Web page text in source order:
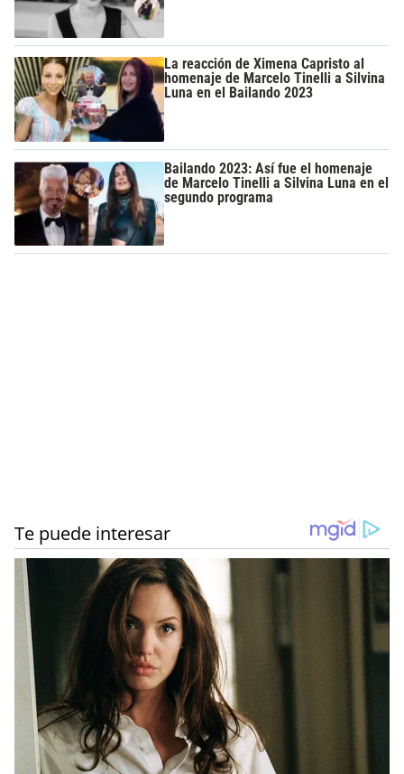
La reacción de Ximena Capristo al
homenaje de Marcelo Tinelli a Silvina
Luna en el Bailando 2023
Bailando 2023: Así fue el homenaje
de Marcelo Tinelli a Silvina Luna en el
segundo programa